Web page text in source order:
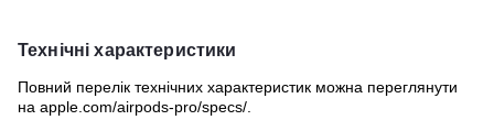
Технічні характеристики
Повний перелік технічних характеристик можна переглянути
на apple.com/airpods-pro/specs/.